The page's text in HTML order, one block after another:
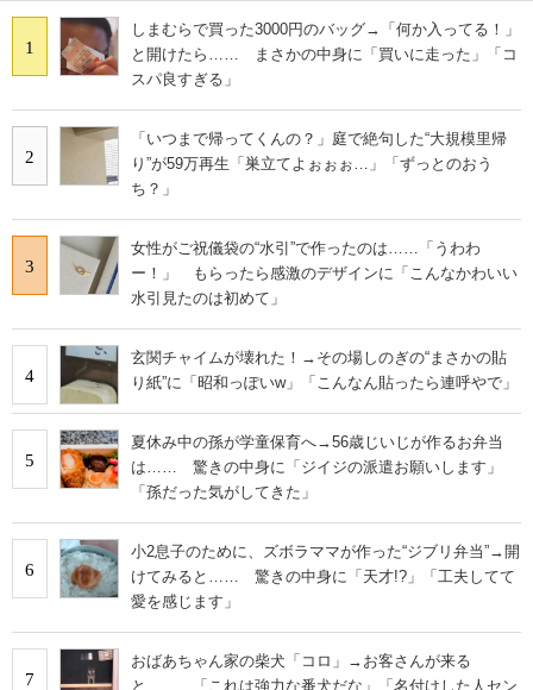
1
しまむらで買った3000円のバッグ→「何か入ってる！」
と開けたら…… まさかの中身に「買いに走った」「コ
スパ良すぎる」
2
「いつまで帰ってくんの？」庭で絶句した“大規模里帰
り”が59万再生「巣立てよぉぉぉ…」「ずっとのおう
ち？」
3
女性がご祝儀袋の“水引”で作ったのは……「うわわ
ー！」 もらったら感激のデザインに「こんなかわいい
水引見たのは初めて」
4
玄関チャイムが壊れた！→その場しのぎの“まさかの貼
り紙”に「昭和っぽいw」「こんなん貼ったら連呼やで」
5
夏休み中の孫が学童保育へ→56歳じいじが作るお弁当
は…… 驚きの中身に「ジイジの派遣お願いします」
「孫だった気がしてきた」
6
小2息子のために、ズボラママが作った“ジブリ弁当”→開
けてみると…… 驚きの中身に「天才!?」「工夫してて
愛を感じます」
7
おばあちゃん家の柴犬「コロ」→お客さんが来る
と…… 「これは強力な番犬だな」「名付けした人セン